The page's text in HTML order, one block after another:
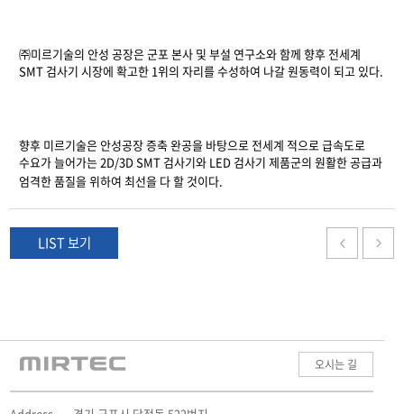
㈜미르기술의 안성 공장은 군포 본사 및 부설 연구소와 함께 향후 전세계
SMT 검사기 시장에확고한 1위의 자리를 수성하여 나갈 원동력이 되고 있다.
향후 미르기술은 안성공장 증축 완공을 바탕으로 전세계 적으로 급속도로
수요가 늘어가는2D/3D SMT 검사기와 LED 검사기 제품군의 원활한 공급과
엄격한 품질을 위하여 최선을 다 할 것이다.
LIST 보기
오시는 길